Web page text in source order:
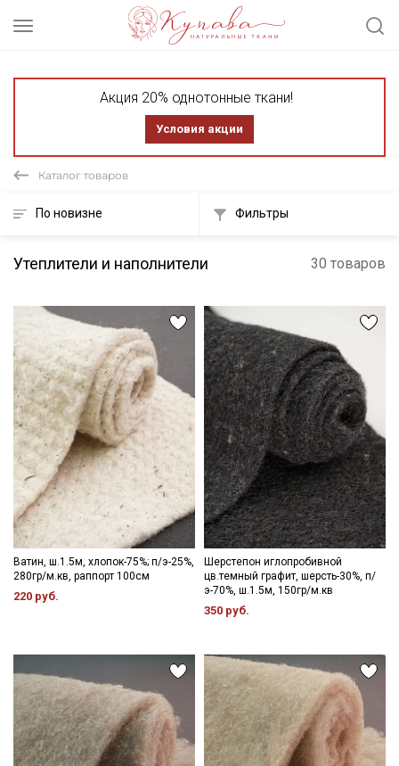
Акция 20% однотонные ткани!
Условия акции
Каталог товаров
По новизне Фильтры
Утеплители и наполнители 30 товаров
Ватин, ш.1.5м, хлопок-75%; п/э-25%,
280гр/м.кв, раппорт 100см
220 руб.
Шерстепон иглопробивной
цв.темный графит, шерсть-30%, п/
э-70%, ш.1.5м, 150гр/м.кв
350 руб.